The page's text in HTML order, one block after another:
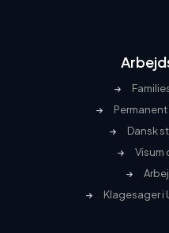
Dansk
Visum
Klagesager